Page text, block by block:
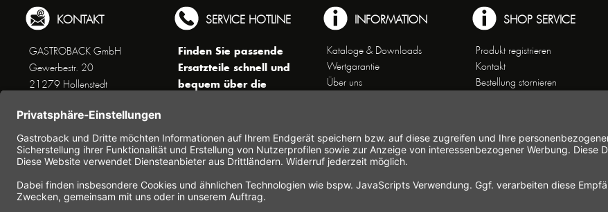
KONTAKT
GASTROBACK GmbH
Gewerbestr. 20
21279 Hollenstedt
SERVICE HOTLINE
Finden Sie passende
Ersatzteile schnell und
bequem über die
erreichen Sie telefonisch
Dienstags bis Donnerstags von
10 bis 16 Uhr (außer an
Feiertagen) unter Telefon +49
(0) 41 65 / 22 25 - 0
INFORMATION
Kataloge & Downloads
Wertgarantie
Über uns
Affiliate-Partnerprogramm
Themenwelten
Handelsvertretungen
SHOP SERVICE
Produkt registrieren
Kontakt
Bestellung stornieren
Widerrufsformular